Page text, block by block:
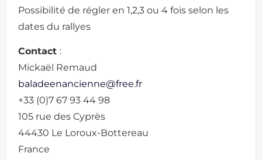
Possibilité de régler en 1,2,3 ou 4 fois selon les
dates du rallyes
Contact :
Mickaël Remaud
baladeenancienne@free.fr
+33 (0)7 67 93 44 98
105 rue des Cyprès
44430 Le Loroux-Bottereau
France